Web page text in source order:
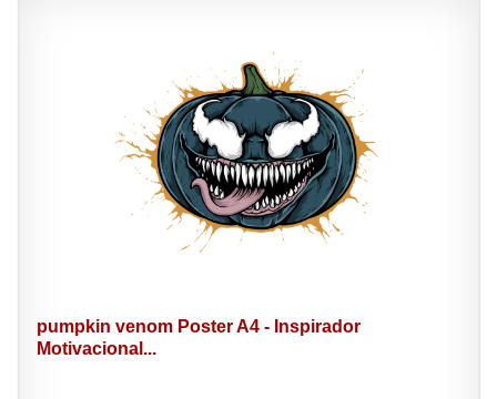
pumpkin venom Poster A4 - Inspirador
Motivacional...